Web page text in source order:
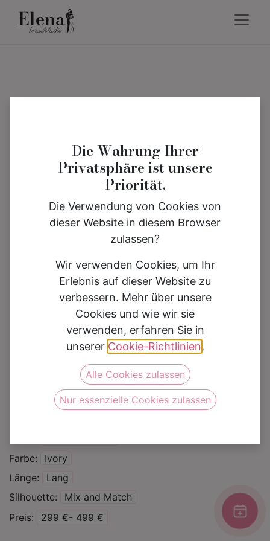
Auf die Wunschliste
Farbe
Ivory
Länge
Lang
Silhouette
Mix and Match
Preis
299 €- 499 €
Die Wahrung Ihrer
Privatsphäre ist unsere
Priorität.
Die Verwendung von Cookies von
dieser Website in diesem Browser
zulassen?
Wir verwenden Cookies, um Ihr
Erlebnis auf dieser Website zu
verbessern. Mehr über unsere
Cookies und wie wir sie
verwenden, erfahren Sie in
unserer Cookie-Richtlinien.
Alle Cookies zulassen
Nur essenzielle Cookies zulassen